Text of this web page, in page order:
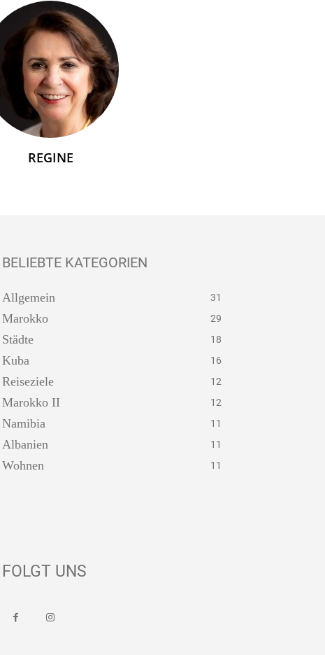
REGINE
BELIEBTE KATEGORIEN
Allgemein 31
Marokko 29
Städte 18
Kuba 16
Reiseziele 12
Marokko II 12
Namibia 11
Albanien 11
Wohnen 11
FOLGT UNS